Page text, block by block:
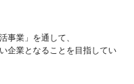
事業」を通して、
企業となることを目指してい